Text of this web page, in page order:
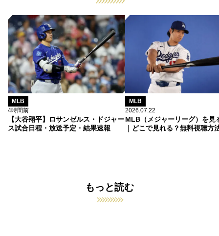
MLB
4時間前
【大谷翔平】ロサンゼルス・ドジャー
ス試合日程・放送予定・結果速報
MLB
2026.07.22
MLB（メジャーリーグ）を見
｜どこで見れる？無料視聴方
もっと読む